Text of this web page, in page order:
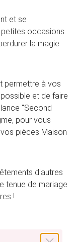
et se
occasions.
la magie
permettre à vos
et de faire
"Second
pour vous
pièces Maison
d'autres
tenue de mariage
!